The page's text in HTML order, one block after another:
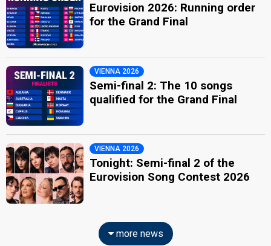
Eurovision 2026: Running order
for the Grand Final
VIENNA 2026
Semi-final 2: The 10 songs
qualified for the Grand Final
VIENNA 2026
Tonight: Semi-final 2 of the
Eurovision Song Contest 2026
more news